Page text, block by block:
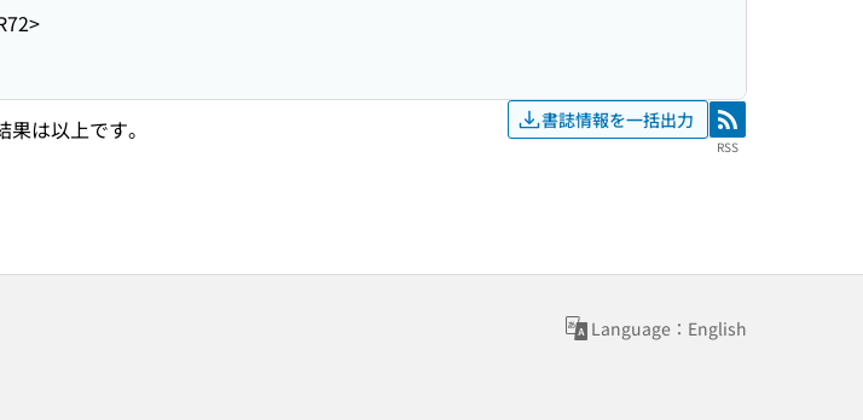
果は以上です。 書誌情報を一括出力 RSS
RSS
Language：English